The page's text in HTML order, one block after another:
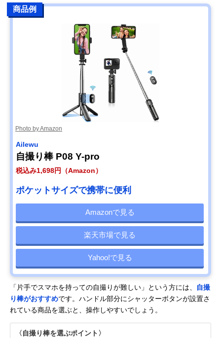
商品例
Photo by Amazon
Ailewu
自撮り棒 P08 Y-pro
税込み1,698円（Amazon）
ポケットサイズで携帯に便利
Amazonで見る
楽天市場で見る
Yahoo!で見る
「片手でスマホを持っての自撮りが難しい」という方には、
自撮
り棒がおすすめです。ハンドル部分にシャッターボタンが設置さ
れている商品を選ぶと、操作しやすいでしょう。
〈自撮り棒を選ぶポイント〉